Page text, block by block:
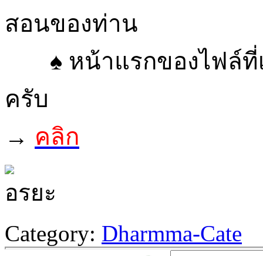
สอนของท่าน
♠ หน้าแรกของไฟล์ที่
ครับ
→ คลิก
Category: Dharmma-Cate